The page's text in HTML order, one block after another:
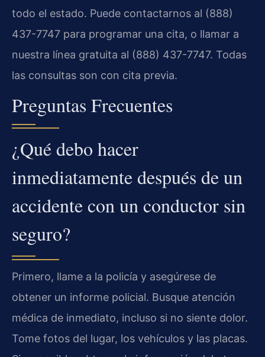
todo el estado. Puede contactarnos al (888)
437-7747 para programar una cita, o llamar a
nuestra línea gratuita al (888) 437-7747. Todas
las consultas son con cita previa.
Preguntas Frecuentes
¿Qué debo hacer
inmediatamente después de un
accidente con un conductor sin
seguro?
Primero, llame a la policía y asegúrese de
obtener un informe policial. Busque atención
médica de inmediato, incluso si no siente dolor.
Tome fotos del lugar, los vehículos y las placas.